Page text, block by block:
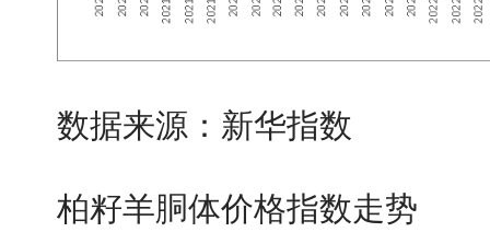
数据来源：新华指数
柏籽羊胴体价格指数走势